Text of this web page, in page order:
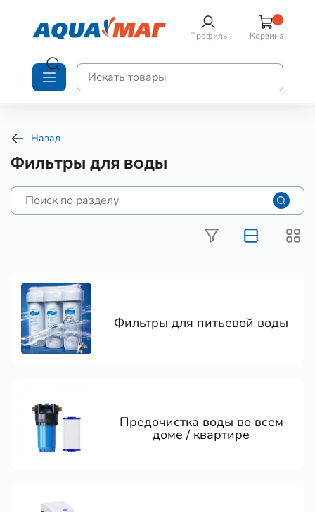
Профиль Корзина
Назад
Фильтры для воды
Фильтры для питьевой воды
Предочистка воды во всем
доме / квартире